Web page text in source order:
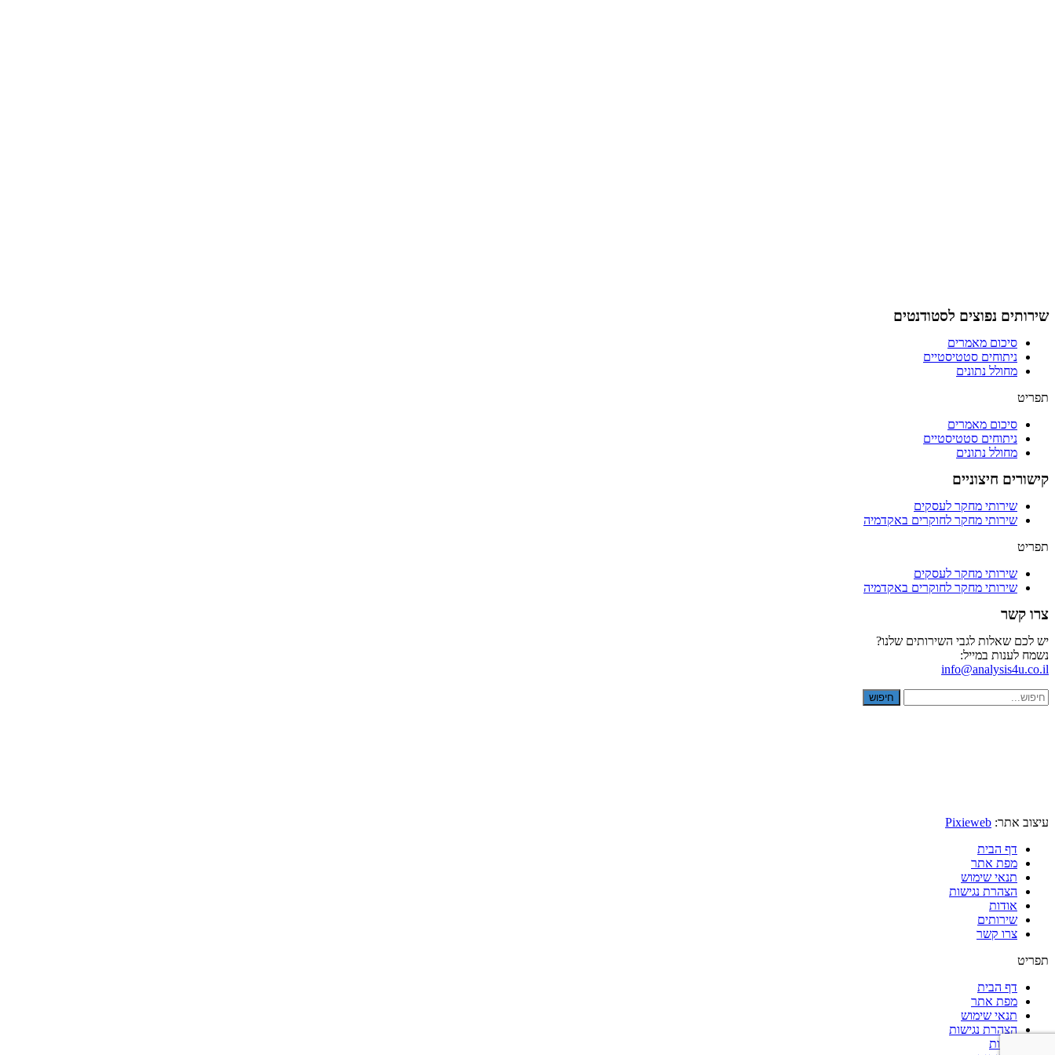
שירותים נפוצים לסטודנטים
סיכום מאמרים
ניתוחים סטטיסטיים
מחולל נתונים
תפריט
סיכום מאמרים
ניתוחים סטטיסטיים
מחולל נתונים
קישורים חיצוניים
שירותי מחקר לעסקים
שירותי מחקר לחוקרים באקדמיה
תפריט
שירותי מחקר לעסקים
שירותי מחקר לחוקרים באקדמיה
צרו קשר
יש לכם שאלות לגבי השירותים שלנו?
נשמח לענות במייל:
info@analysis4u.co.il
חיפוש
עיצוב אתר: Pixieweb
דף הבית
מפת אתר
תנאי שימוש
הצהרת נגישות
אודות
שירותים
צרו קשר
תפריט
דף הבית
מפת אתר
תנאי שימוש
הצהרת נגישות
אודות